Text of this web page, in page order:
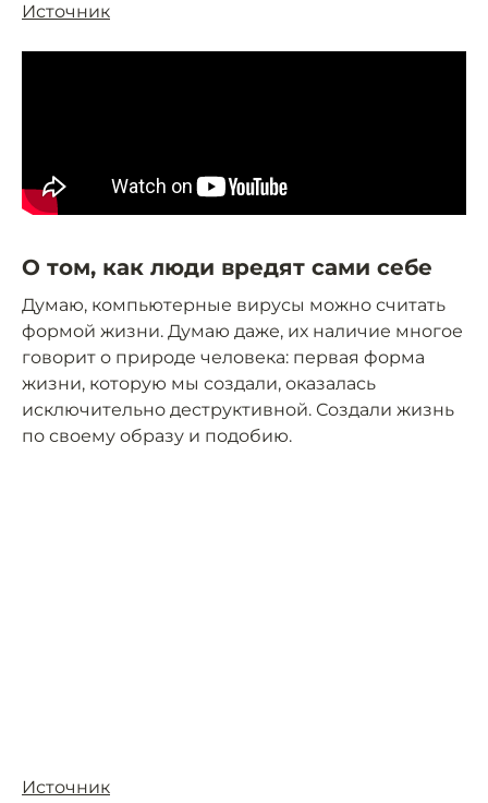
Источник
О том, как люди вредят сами себе
Думаю, компьютерные вирусы можно считать
формой жизни. Думаю даже, их наличие многое
говорит о природе человека: первая форма
жизни, которую мы создали, оказалась
исключительно деструктивной. Создали жизнь
по своему образу и подобию.
Источник